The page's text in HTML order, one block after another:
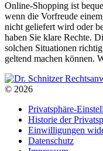
Online-Shopping ist
wenn die Vorfreude
nicht geliefert wird oder
haben Sie klare Rechte.
solchen Situationen
geltend machen können.
© 2026
Privatsphäre-
Historie der
Einwilligungen
Datenschutz